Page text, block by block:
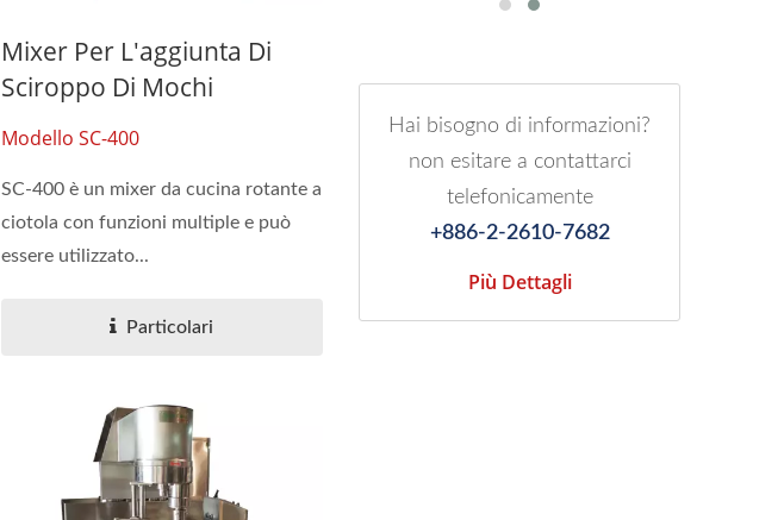
Mixer Per L'aggiunta Di
Sciroppo Di Mochi
Modello SC-400
SC-400 è un mixer da cucina rotante a
ciotola con funzioni multiple e può
essere utilizzato...
Particolari
Hai bisogno di informazioni?
non esitare a contattarci
telefonicamente
+886-2-2610-7682
Più Dettagli